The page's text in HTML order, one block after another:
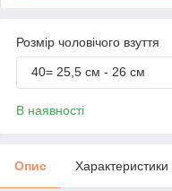
Розмір чоловічого взуття
40= 25,5 см - 26 см
В наявності
Опис Характеристики